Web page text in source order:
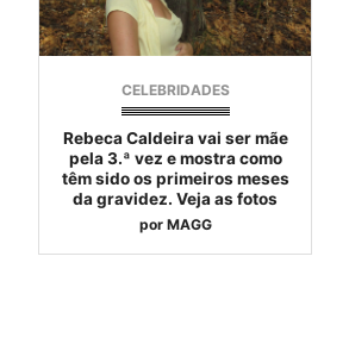
CELEBRIDADES
Rebeca Caldeira vai ser mãe
pela 3.ª vez e mostra como
têm sido os primeiros meses
da gravidez. Veja as fotos
por MAGG